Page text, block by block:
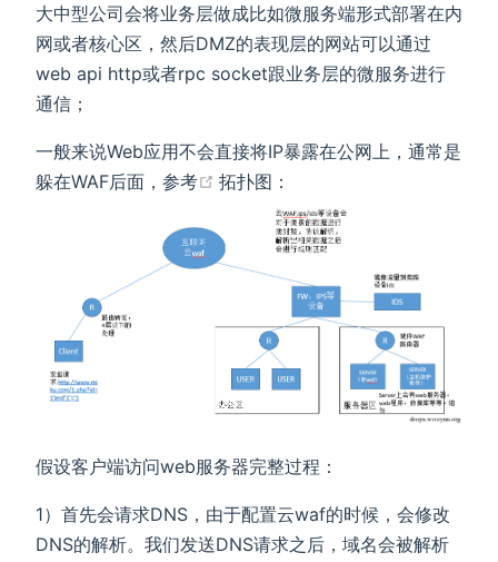
大中型公司会将业务层做成比如微服务端形式部署在内
网或者核心区，然后DMZ的表现层的网站可以通过
web api http或者rpc socket跟业务层的微服务进行
通信；
一般来说Web应用不会直接将IP暴露在公网上，通常是
躲在WAF后面，参考
(opens new window)
拓扑图：
假设客户端访问web服务器完整过程：
1）首先会请求DNS，由于配置云waf的时候，会修改
DNS的解析。我们发送DNS请求之后，域名会被解析